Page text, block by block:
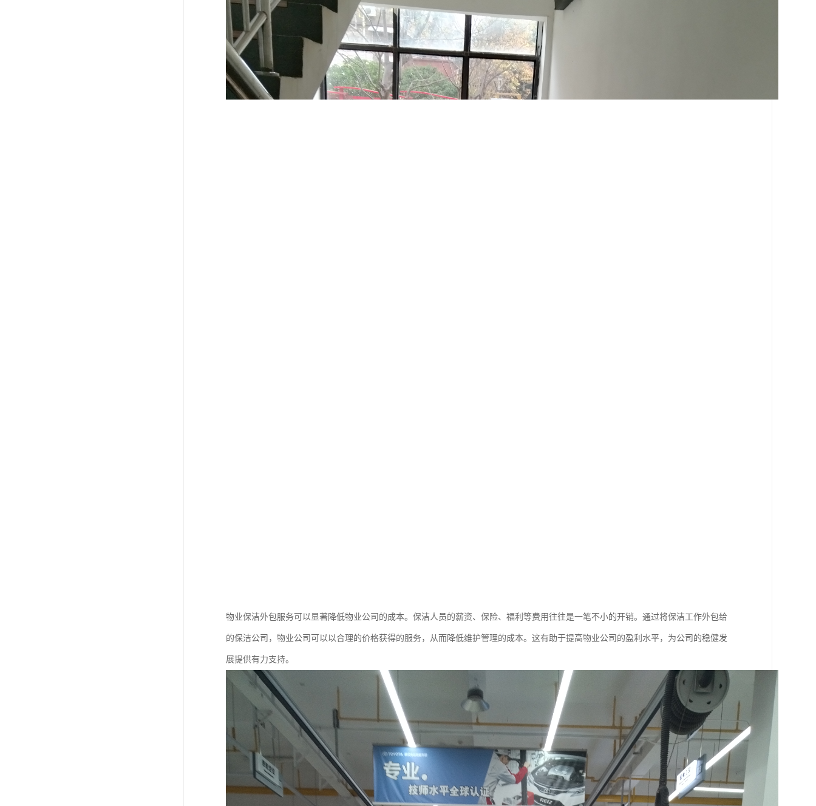
物业保洁外包服务可以显著降低物业公司的成本。保洁人员的薪资、保险、福利等费用往往是一笔不小的开销。通过将保洁工作外包给
的保洁公司，物业公司可以以合理的价格获得的服务，从而降低维护管理的成本。这有助于提高物业公司的盈利水平，为公司的稳健发
展提供有力支持。